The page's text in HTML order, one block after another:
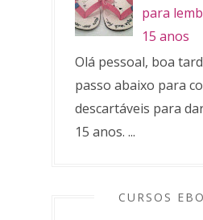
para
15 anos
Olá pessoal, boa
passo abaixo para
descartáveis para
15 anos. ...
CURSOS